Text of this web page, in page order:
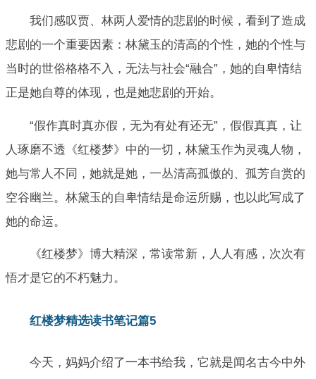
我们感叹贾、林两人爱情的悲剧的时候，看到了造成
悲剧的一个重要因素：林黛玉的清高的个性，她的个性与
当时的世俗格格不入，无法与社会“融合”，她的自卑情结
正是她自尊的体现，也是她悲剧的开始。
“假作真时真亦假，无为有处有还无”，假假真真，让
人琢磨不透《红楼梦》中的一切，林黛玉作为灵魂人物，
她与常人不同，她就是她，一丛清高孤傲的、孤芳自赏的
空谷幽兰。林黛玉的自卑情结是命运所赐，也以此写成了
她的命运。
《红楼梦》博大精深，常读常新，人人有感，次次有
悟才是它的不朽魅力。
红楼梦精选读书笔记篇5
今天，妈妈介绍了一本书给我，它就是闻名古今中外